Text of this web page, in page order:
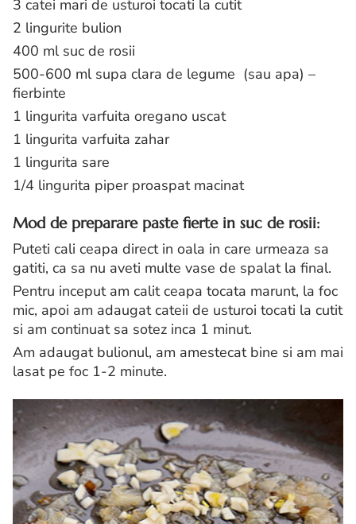
3 catei mari de usturoi tocati la cutit
2 lingurite bulion
400 ml suc de rosii
500-600 ml supa clara de legume (sau apa) –
fierbinte
1 lingurita varfuita oregano uscat
1 lingurita varfuita zahar
1 lingurita sare
1/4 lingurita piper proaspat macinat
Mod de preparare paste fierte in suc de rosii:
Puteti cali ceapa direct in oala in care urmeaza sa
gatiti, ca sa nu aveti multe vase de spalat la final.
Pentru inceput am calit ceapa tocata marunt, la foc
mic, apoi am adaugat cateii de usturoi tocati la cutit
si am continuat sa sotez inca 1 minut.
Am adaugat bulionul, am amestecat bine si am mai
lasat pe foc 1-2 minute.